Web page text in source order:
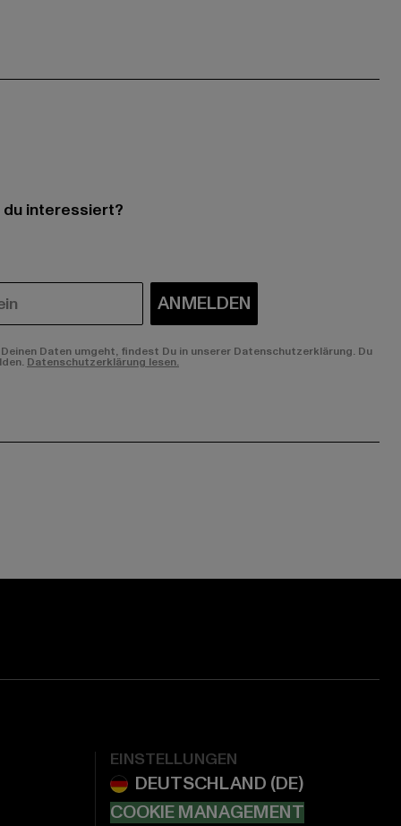
interessiert?
ANMELDEN
Daten umgeht, findest Du in unserer Datenschutzerklärung. Du
Datenschutzerklärung lesen.
EINSTELLUNGEN
COOKIE MANAGEMENT